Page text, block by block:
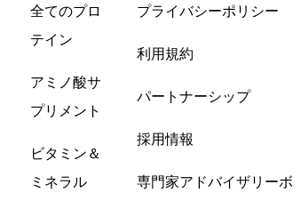
全てのプロ
テイン
アミノ酸サ
プリメント
ビタミン＆
ミネラル
プライバシーポリシー
利用規約
パートナーシップ
採用情報
専門家アドバイザリーボ